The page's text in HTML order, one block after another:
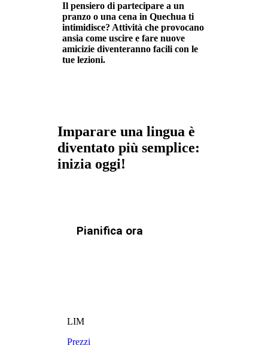
Il pensiero di partecipare a un
pranzo o una cena in Quechua ti
intimidisce? Attività che provocano
ansia come uscire e fare nuove
amicizie diventeranno facili con le
tue lezioni.
Imparare una lingua è
diventato più semplice:
inizia oggi!
Pianifica ora
LIM
Prezzi